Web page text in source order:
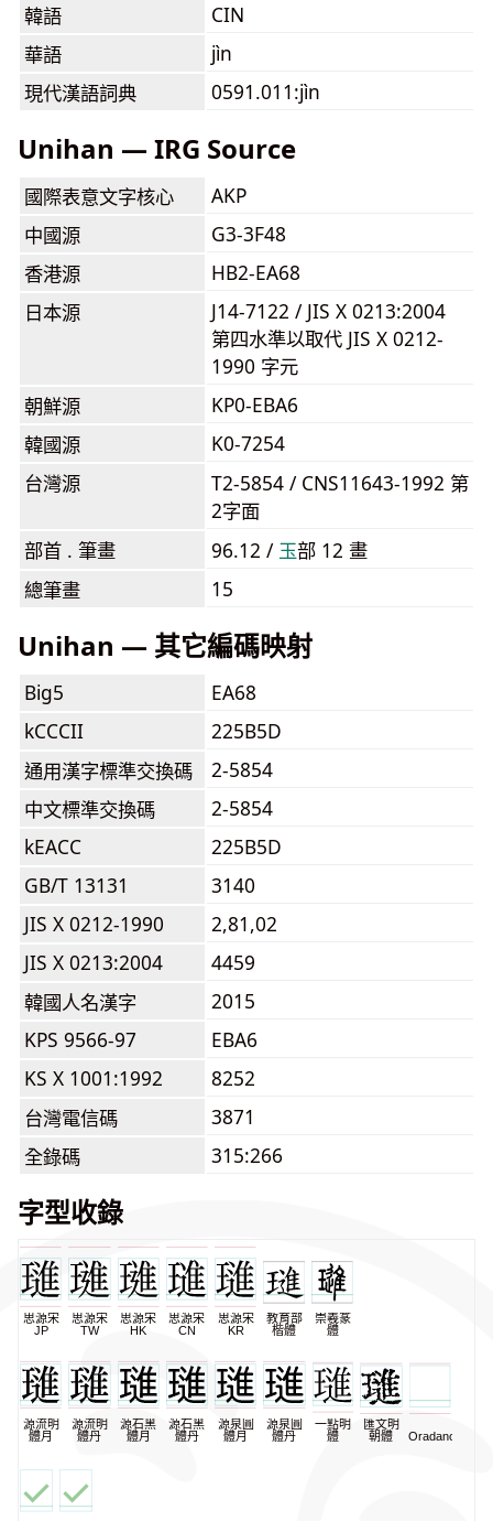
韓語
CIN
華語
jìn
現代漢語詞典
0591.011:jìn
Unihan — IRG Source
國際表意文字核心
AKP
中國源
G3-3F48
香港源
HB2-EA68
日本源
J14-7122 / JIS X 0213:2004
第四水準以取代 JIS X 0212-
1990 字元
朝鮮源
KP0-EBA6
韓國源
K0-7254
台灣源
T2-5854 / CNS11643-1992 第
2字面
部首 . 筆畫
96.12 / ⽟部 12 畫
總筆畫
15
Unihan — 其它編碼映射
Big5
EA68
kCCCII
225B5D
通用漢字標準交換碼
2-5854
中文標準交換碼
2-5854
kEACC
225B5D
GB/T 13131
3140
JIS X 0212-1990
2,81,02
JIS X 0213:2004
4459
韓國人名漢字
2015
KPS 9566-97
EBA6
KS X 1001:1992
8252
台灣電信碼
3871
全錄碼
315:266
字型收錄
思源宋
JP
思源宋
TW
思源宋
HK
思源宋
CN
思源宋
KR
教育部
楷體
崇羲篆
體
源流明
體月
源流明
體丹
源石黑
體月
源石黑
體丹
源泉圓
體月
源泉圓
體丹
一點明
體
匯文明
朝體
Oradano